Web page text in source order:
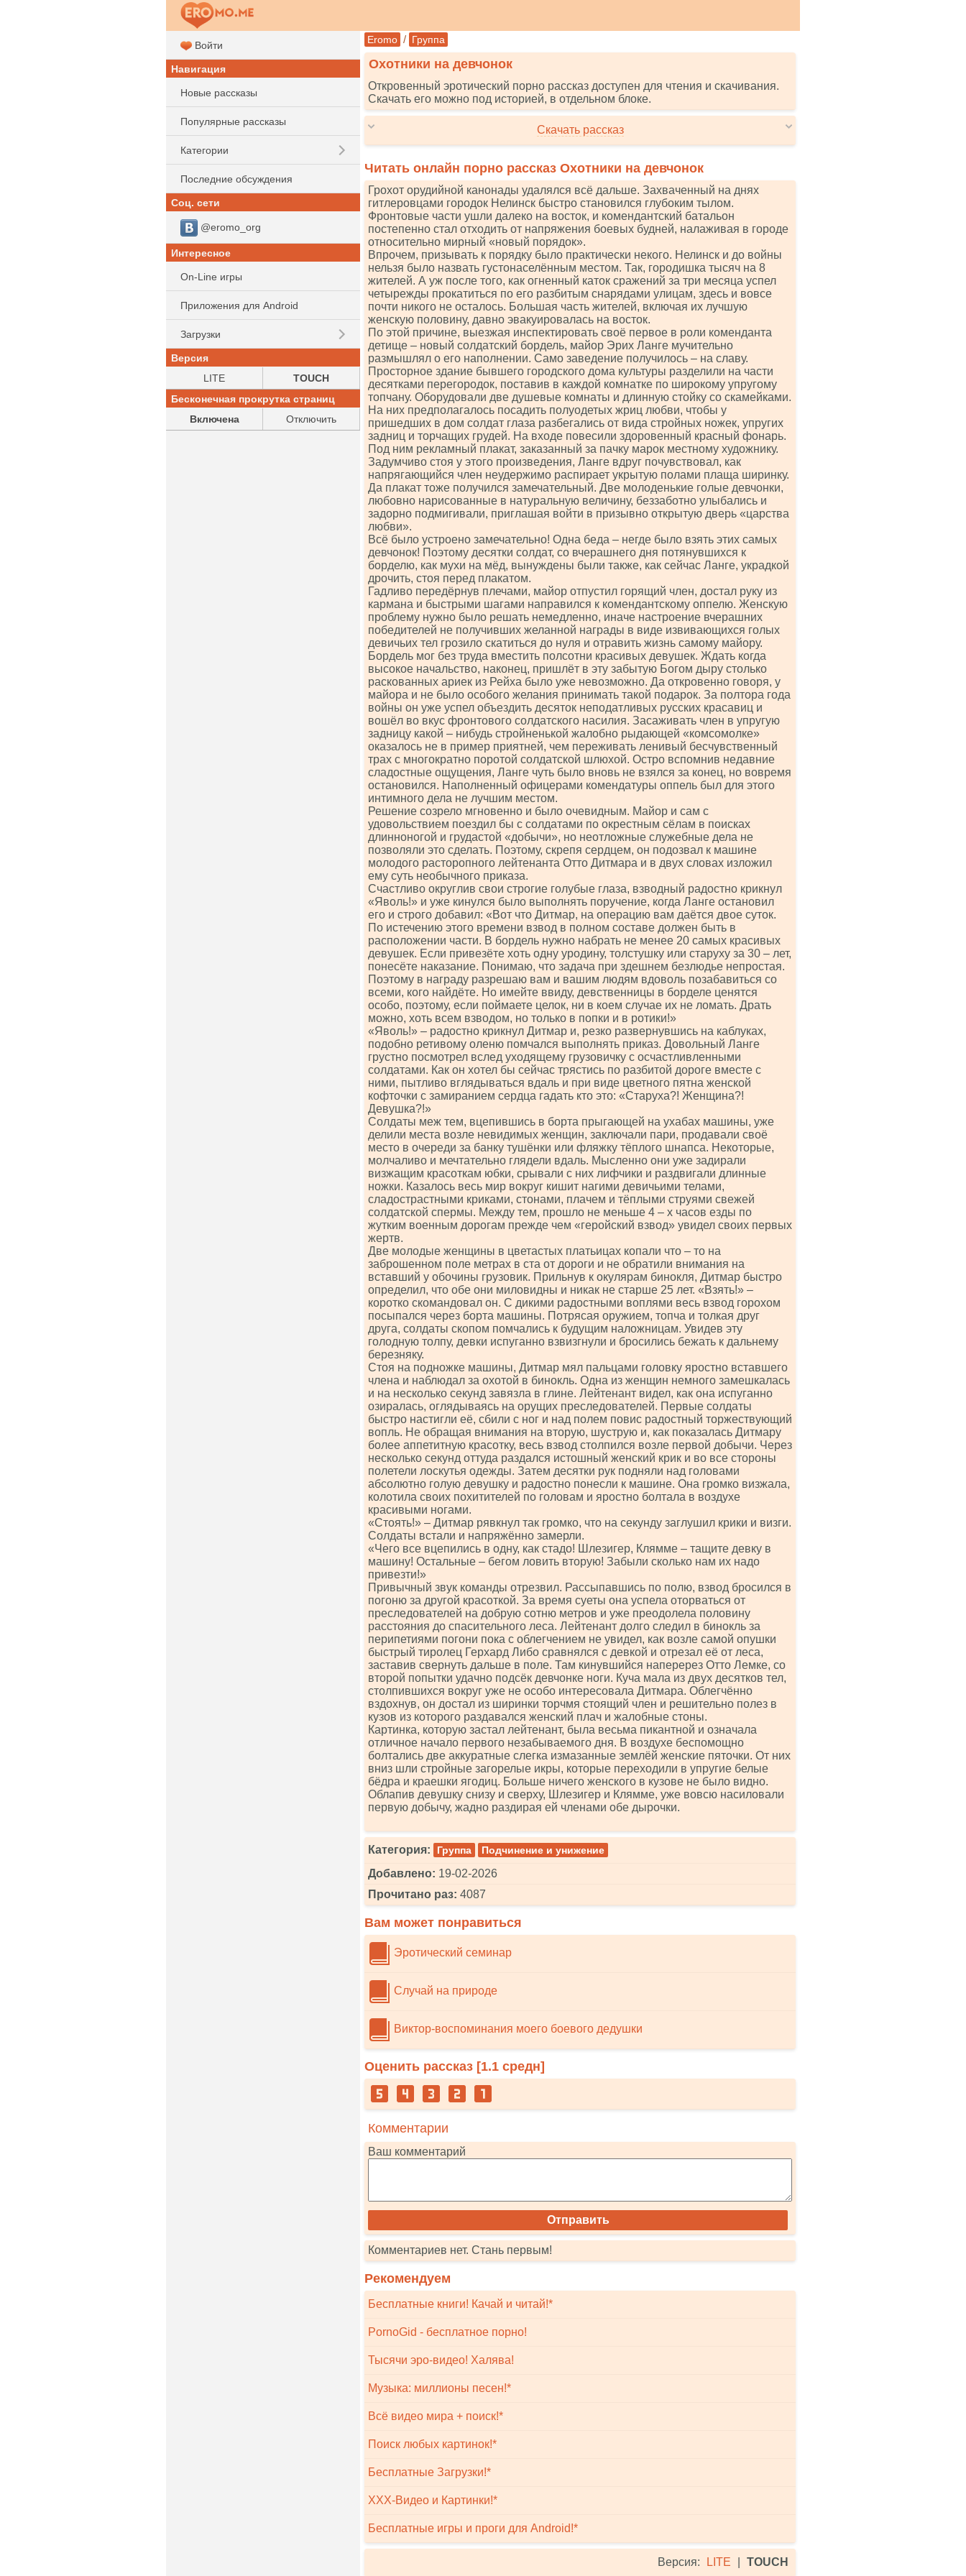
Eromo / Группа
Охотники на девчонок
Откровенный эротический порно рассказ доступен для чтения и скачивания.
Скачать его можно под историей, в отдельном блоке.
Скачать рассказ
Читать онлайн порно рассказ Охотники на девчонок
Грохот орудийной канонады удалялся всё дальше. Захваченный на днях
гитлеровцами городок Нелинск быстро становился глубоким тылом.
Фронтовые части ушли далеко на восток, и комендантский батальон
постепенно стал отходить от напряжения боевых будней, налаживая в городе
относительно мирный «новый порядок».
Впрочем, призывать к порядку было практически некого. Нелинск и до войны
нельзя было назвать густонаселённым местом. Так, городишка тысяч на 8
жителей. А уж после того, как огненный каток сражений за три месяца успел
четырежды прокатиться по его разбитым снарядами улицам, здесь и вовсе
почти никого не осталось. Большая часть жителей, включая их лучшую
женскую половину, давно эвакуировалась на восток.
По этой причине, выезжая инспектировать своё первое в роли коменданта
детище – новый солдатский бордель, майор Эрих Ланге мучительно
размышлял о его наполнении. Само заведение получилось – на славу.
Просторное здание бывшего городского дома культуры разделили на части
десятками перегородок, поставив в каждой комнатке по широкому упругому
топчану. Оборудовали две душевые комнаты и длинную стойку со скамейками.
На них предполагалось посадить полуодетых жриц любви, чтобы у
пришедших в дом солдат глаза разбегались от вида стройных ножек, упругих
задниц и торчащих грудей. На входе повесили здоровенный красный фонарь.
Под ним рекламный плакат, заказанный за пачку марок местному художнику.
Задумчиво стоя у этого произведения, Ланге вдруг почувствовал, как
напрягающийся член неудержимо распирает укрытую полами плаща ширинку.
Да плакат тоже получился замечательный. Две молоденькие голые девчонки,
любовно нарисованные в натуральную величину, беззаботно улыбались и
задорно подмигивали, приглашая войти в призывно открытую дверь «царства
любви».
Всё было устроено замечательно! Одна беда – негде было взять этих самых
девчонок! Поэтому десятки солдат, со вчерашнего дня потянувшихся к
борделю, как мухи на мёд, вынуждены были также, как сейчас Ланге, украдкой
дрочить, стоя перед плакатом.
Гадливо передёрнув плечами, майор отпустил горящий член, достал руку из
кармана и быстрыми шагами направился к комендантскому оппелю. Женскую
проблему нужно было решать немедленно, иначе настроение вчерашних
победителей не получивших желанной награды в виде извивающихся голых
девичьих тел грозило скатиться до нуля и отравить жизнь самому майору.
Бордель мог без труда вместить полсотни красивых девушек. Ждать когда
высокое начальство, наконец, пришлёт в эту забытую Богом дыру столько
раскованных ариек из Рейха было уже невозможно. Да откровенно говоря, у
майора и не было особого желания принимать такой подарок. За полтора года
войны он уже успел объездить десяток неподатливых русских красавиц и
вошёл во вкус фронтового солдатского насилия. Засаживать член в упругую
задницу какой – нибудь стройненькой жалобно рыдающей «комсомолке»
оказалось не в пример приятней, чем переживать ленивый бесчувственный
трах с многократно поротой солдатской шлюхой. Остро вспомнив недавние
сладостные ощущения, Ланге чуть было вновь не взялся за конец, но вовремя
остановился. Наполненный офицерами комендатуры оппель был для этого
интимного дела не лучшим местом.
Решение созрело мгновенно и было очевидным. Майор и сам с
удовольствием поездил бы с солдатами по окрестным сёлам в поисках
длинноногой и грудастой «добычи», но неотложные служебные дела не
позволяли это сделать. Поэтому, скрепя сердцем, он подозвал к машине
молодого расторопного лейтенанта Отто Дитмара и в двух словах изложил
ему суть необычного приказа.
Счастливо округлив свои строгие голубые глаза, взводный радостно крикнул
«Яволь!» и уже кинулся было выполнять поручение, когда Ланге остановил
его и строго добавил: «Вот что Дитмар, на операцию вам даётся двое суток.
По истечению этого времени взвод в полном составе должен быть в
расположении части. В бордель нужно набрать не менее 20 самых красивых
девушек. Если привезёте хоть одну уродину, толстушку или старуху за 30 – лет,
понесёте наказание. Понимаю, что задача при здешнем безлюдье непростая.
Поэтому в награду разрешаю вам и вашим людям вдоволь позабавиться со
всеми, кого найдёте. Но имейте ввиду, девственницы в борделе ценятся
особо, поэтому, если поймаете целок, ни в коем случае их не ломать. Драть
можно, хоть всем взводом, но только в попки и в ротики!»
«Яволь!» – радостно крикнул Дитмар и, резко развернувшись на каблуках,
подобно ретивому оленю помчался выполнять приказ. Довольный Ланге
грустно посмотрел вслед уходящему грузовичку с осчастливленными
солдатами. Как он хотел бы сейчас трястись по разбитой дороге вместе с
ними, пытливо вглядываться вдаль и при виде цветного пятна женской
кофточки с замиранием сердца гадать кто это: «Старуха?! Женщина?!
Девушка?!»
Солдаты меж тем, вцепившись в борта прыгающей на ухабах машины, уже
делили места возле невидимых женщин, заключали пари, продавали своё
место в очереди за банку тушёнки или фляжку тёплого шнапса. Некоторые,
молчаливо и мечтательно глядели вдаль. Мысленно они уже задирали
визжащим красоткам юбки, срывали с них лифчики и раздвигали длинные
ножки. Казалось весь мир вокруг кишит нагими девичьими телами,
сладострастными криками, стонами, плачем и тёплыми струями свежей
солдатской спермы. Между тем, прошло не меньше 4 – х часов езды по
жутким военным дорогам прежде чем «геройский взвод» увидел своих первых
жертв.
Две молодые женщины в цветастых платьицах копали что – то на
заброшенном поле метрах в ста от дороги и не обратили внимания на
вставший у обочины грузовик. Прильнув к окулярам бинокля, Дитмар быстро
определил, что обе они миловидны и никак не старше 25 лет. «Взять!» –
коротко скомандовал он. С дикими радостными воплями весь взвод горохом
посыпался через борта машины. Потрясая оружием, топча и толкая друг
друга, солдаты скопом помчались к будущим наложницам. Увидев эту
голодную толпу, девки испуганно взвизгнули и бросились бежать к дальнему
березняку.
Стоя на подножке машины, Дитмар мял пальцами головку яростно вставшего
члена и наблюдал за охотой в бинокль. Одна из женщин немного замешкалась
и на несколько секунд завязла в глине. Лейтенант видел, как она испуганно
озиралась, оглядываясь на орущих преследователей. Первые солдаты
быстро настигли её, сбили с ног и над полем повис радостный торжествующий
вопль. Не обращая внимания на вторую, шуструю и, как показалась Дитмару
более аппетитную красотку, весь взвод столпился возле первой добычи. Через
несколько секунд оттуда раздался истошный женский крик и во все стороны
полетели лоскутья одежды. Затем десятки рук подняли над головами
абсолютно голую девушку и радостно понесли к машине. Она громко визжала,
колотила своих похитителей по головам и яростно болтала в воздухе
красивыми ногами.
«Стоять!» – Дитмар рявкнул так громко, что на секунду заглушил крики и визги.
Солдаты встали и напряжённо замерли.
«Чего все вцепились в одну, как стадо! Шлезигер, Клямме – тащите девку в
машину! Остальные – бегом ловить вторую! Забыли сколько нам их надо
привезти!»
Привычный звук команды отрезвил. Рассыпавшись по полю, взвод бросился в
погоню за другой красоткой. За время суеты она успела оторваться от
преследователей на добрую сотню метров и уже преодолела половину
расстояния до спасительного леса. Лейтенант долго следил в бинокль за
перипетиями погони пока с облегчением не увидел, как возле самой опушки
быстрый тиролец Герхард Либо сравнялся с девкой и отрезал её от леса,
заставив свернуть дальше в поле. Там кинувшийся наперерез Отто Лемке, со
второй попытки удачно подсёк девчонке ноги. Куча мала из двух десятков тел,
столпившихся вокруг уже не особо интересовала Дитмара. Облегчённо
вздохнув, он достал из ширинки торчмя стоящий член и решительно полез в
кузов из которого раздавался женский плач и жалобные стоны.
Картинка, которую застал лейтенант, была весьма пикантной и означала
отличное начало первого незабываемого дня. В воздухе беспомощно
болтались две аккуратные слегка измазанные землёй женские пяточки. От них
вниз шли стройные загорелые икры, которые переходили в упругие белые
бёдра и краешки ягодиц. Больше ничего женского в кузове не было видно.
Облапив девушку снизу и сверху, Шлезигер и Клямме, уже вовсю насиловали
первую добычу, жадно раздирая ей членами обе дырочки.
Категория: Группа Подчинение и унижение
Добавлено: 19-02-2026
Прочитано раз: 4087
Вам может понравиться
Эротический семинар
Случай на природе
Виктор-воспоминания моего боевого дедушки
Оценить рассказ [1.1 средн]
Комментарии
Ваш комментарий
Комментариев нет. Стань первым!
Рекомендуем
Бесплатные книги! Качай и читай!*
PornoGid - бесплатное порно!
Тысячи эро-видео! Халява!
Музыка: миллионы песен!*
Всё видео мира + поиск!*
Поиск любых картинок!*
Бесплатные Загрузки!*
XXX-Видео и Картинки!*
Бесплатные игры и проги для Android!*
Версия: LITE TOUCH
Войти
Навигация
Новые рассказы
Популярные рассказы
Категории
Последние обсуждения
Соц. сети
@eromo_org
Интересное
On-Line игры
Приложения для Android
Загрузки
Версия
LITE
TOUCH
Бесконечная прокрутка страниц
Включена
Отключить